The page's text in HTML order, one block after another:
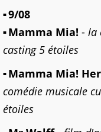
9/08
Mamma Mia! - la
casting 5 étoiles
Mamma Mia!
comédie musicale
étoiles